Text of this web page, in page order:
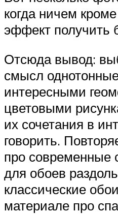
когда ничем
эффект получить
Отсюда вывод:
смысл
интересными
цветовыми
их сочетания в
говорить.
про современные
для обоев
классические
материале про